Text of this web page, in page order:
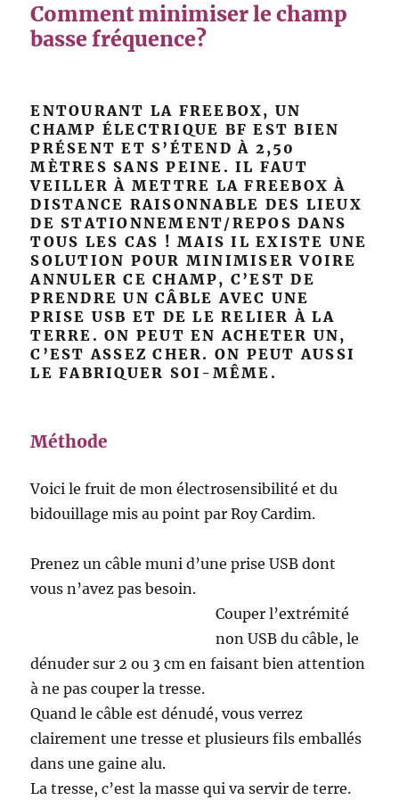
Comment minimiser le champ
basse fréquence?
ENTOURANT LA FREEBOX, UN
CHAMP ÉLECTRIQUE BF EST BIEN
PRÉSENT ET S’ÉTEND À 2,50
MÈTRES SANS PEINE. IL FAUT
VEILLER À METTRE LA FREEBOX À
DISTANCE RAISONNABLE DES LIEUX
DE STATIONNEMENT/REPOS DANS
TOUS LES CAS ! MAIS IL EXISTE UNE
SOLUTION POUR MINIMISER VOIRE
ANNULER CE CHAMP, C’EST DE
PRENDRE UN CÂBLE AVEC UNE
PRISE USB ET DE LE RELIER À LA
TERRE. ON PEUT EN ACHETER UN,
C’EST ASSEZ CHER. ON PEUT AUSSI
LE FABRIQUER SOI-MÊME.
Méthode
Voici le fruit de mon électrosensibilité et du
bidouillage mis au point par Roy Cardim.
Prenez un câble muni d’une prise USB dont
vous n’avez pas besoin.
Couper l’extrémité
non USB du câble, le
dénuder sur 2 ou 3 cm en faisant bien attention
à ne pas couper la tresse.
Quand le câble est dénudé, vous verrez
clairement une tresse et plusieurs fils emballés
dans une gaine alu.
La tresse, c’est la masse qui va servir de terre.